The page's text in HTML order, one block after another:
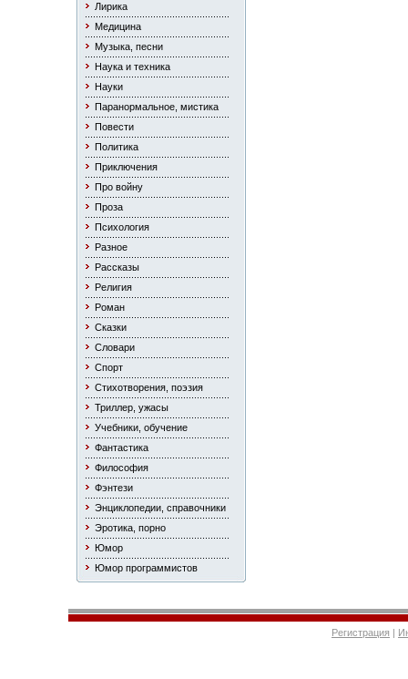
Лирика
Медицина
Музыка, песни
Наука и техника
Науки
Паранормальное, мистика
Повести
Политика
Приключения
Про войну
Проза
Психология
Разное
Рассказы
Религия
Роман
Сказки
Словари
Спорт
Стихотворения, поэзия
Триллер, ужасы
Учебники, обучение
Фантастика
Философия
Фэнтези
Энциклопедии, справочники
Эротика, порно
Юмор
Юмор программистов
Регистрация |